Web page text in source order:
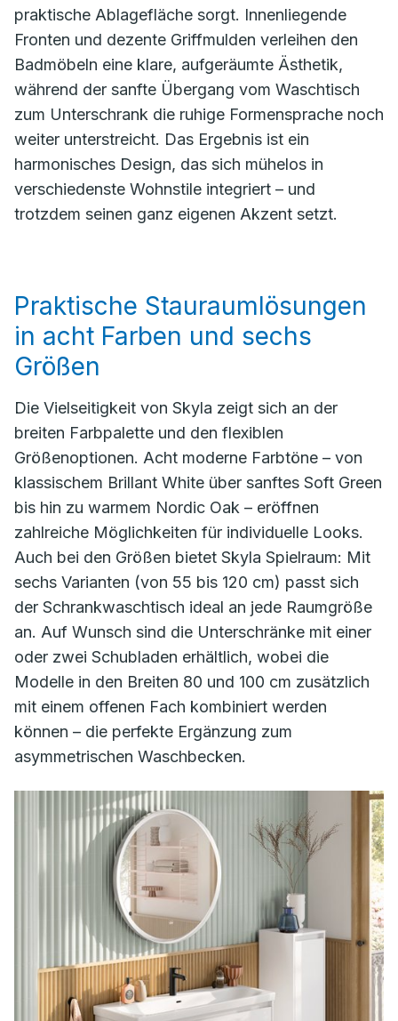
praktische Ablagefläche sorgt. Innenliegende
Fronten und dezente Griffmulden verleihen den
Badmöbeln eine klare, aufgeräumte Ästhetik,
während der sanfte Übergang vom Waschtisch
zum Unterschrank die ruhige Formensprache noch
weiter unterstreicht. Das Ergebnis ist ein
harmonisches Design, das sich mühelos in
verschiedenste Wohnstile integriert – und
trotzdem seinen ganz eigenen Akzent setzt.
Praktische Stauraumlösungen
in acht Farben und sechs
Größen
Die Vielseitigkeit von Skyla zeigt sich an der
breiten Farbpalette und den flexiblen
Größenoptionen. Acht moderne Farbtöne – von
klassischem Brillant White über sanftes Soft Green
bis hin zu warmem Nordic Oak – eröffnen
zahlreiche Möglichkeiten für individuelle Looks.
Auch bei den Größen bietet Skyla Spielraum: Mit
sechs Varianten (von 55 bis 120 cm) passt sich
der Schrankwaschtisch ideal an jede Raumgröße
an. Auf Wunsch sind die Unterschränke mit einer
oder zwei Schubladen erhältlich, wobei die
Modelle in den Breiten 80 und 100 cm zusätzlich
mit einem offenen Fach kombiniert werden
können – die perfekte Ergänzung zum
asymmetrischen Waschbecken.